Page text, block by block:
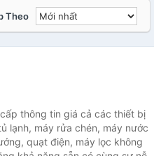
Theo
thông tin giá cả các thiết bị
lạnh, máy rửa chén, máy nước
quạt điện, máy lọc không